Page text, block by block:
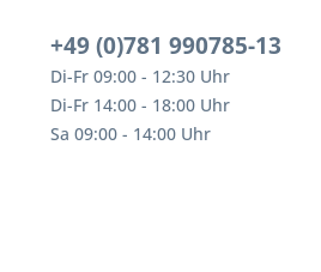
+49 (0)781 990785-13
Di-Fr 09:00 - 12:30 Uhr
Di-Fr 14:00 - 18:00 Uhr
Sa 09:00 - 14:00 Uhr